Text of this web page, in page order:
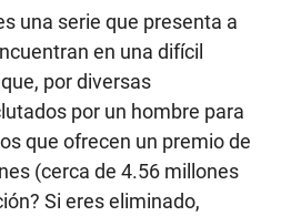
una serie que presenta a
en una difícil
por diversas
por un hombre para
que ofrecen un premio de
(cerca de 4.56 millones
Si eres eliminado,